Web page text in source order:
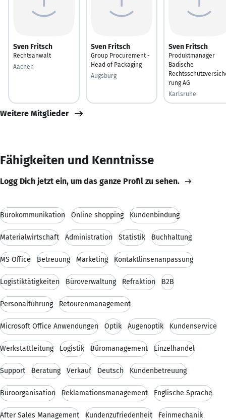
Sven Fritsch
Rechtsanwalt
Aachen
Sven Fritsch
Group Procurement -
Head of Packaging
Augsburg
Sven Fritsch
Produktmanager
Badische
rung AG
Karlsruhe
Weitere Mitglieder
Fähigkeiten und Kenntnisse
Logg Dich jetzt ein, um das ganze Profil zu sehen.
Bürokommunikation Online shopping Kundenbindung
Materialwirtschaft Administration Statistik Buchhaltung
MS Office Betreuung Marketing Kontaktlinsenanpassung
Logistiktätigkeiten Büroverwaltung Refraktion B2B
Personalführung Retourenmanagement
Microsoft Office Anwendungen Optik Augenoptik Kundenservice
Werkstattleitung Logistik Büromanagement Einzelhandel
Support Beratung Verkauf Deutsch Kundenbetreuung
Büroorganisation Reklamationsmanagement Englische Sprache
After Sales Management Kundenzufriedenheit Feinmechanik